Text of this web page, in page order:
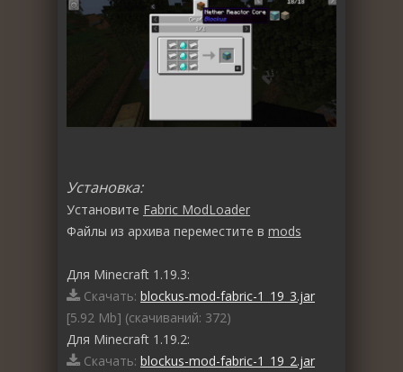
Установка:
Установите Fabric ModLoader
Файлы из архива переместите в mods
Для Minecraft 1.19.3:
Скачать: blockus-mod-fabric-1_19_3.jar
[5.92 Mb] (cкачиваний: 372)
Для Minecraft 1.19.2:
Скачать: blockus-mod-fabric-1_19_2.jar